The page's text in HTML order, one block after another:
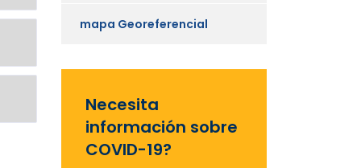
mapa Georeferencial
Necesita
información sobre
COVID-19?